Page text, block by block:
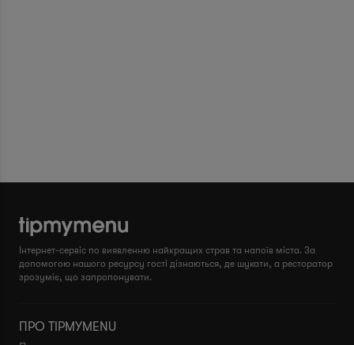
Інтернет-сервіс по виявленню найкращих страв та напоїв міста. За
допомогою нашого ресурсу гості дізнаються, де шукати, а ресторатор
зрозуміє, що запропонувати.
ПРО TIPMYMENU